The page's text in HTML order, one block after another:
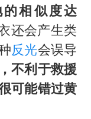
相似度达
还会产生类
反光会误导
不利于救援
可能错过黄